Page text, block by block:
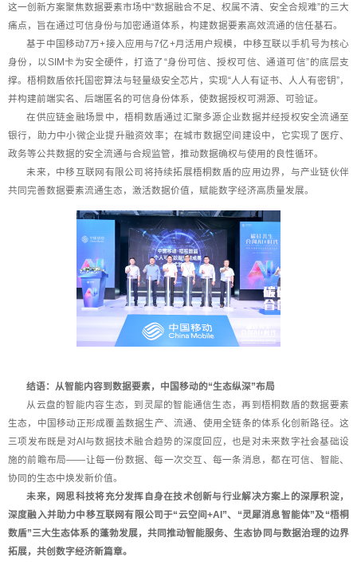
这一创新方案聚焦数据要素市场中“数据融合不足、权属不清、安全合规难”的三大
痛点，旨在通过可信身份与加密通道体系，构建数据要素高效流通的信任基石。
基于中国移动7万+接入应用与7亿+月活用户规模，中移互联以手机号为核心
身份，以SIM卡为安全硬件，打造了“身份可信、授权可信、通道可信”的底层支
撑。梧桐数盾依托国密算法与轻量级安全芯片，实现“人人有证书、人人有密钥”，
并构建前端实名、后端匿名的可信身份体系，使数据授权可溯源、可验证。
在供应链金融场景中，梧桐数盾通过汇聚多源企业数据并经授权安全流通至
银行，助力中小微企业提升融资效率；在城市数据空间建设中，它实现了医疗、
政务等公共数据的安全流通与合规监管，推动数据确权与使用的良性循环。
未来，中移互联网有限公司将持续拓展梧桐数盾的应用边界，与产业链伙伴
共同完善数据要素流通生态，激活数据价值，赋能数字经济高质量发展。
结语：从智能内容到数据要素，中国移动的“生态纵深”布局
从云盘的智能内容生态，到灵犀的智能通信生态，再到梧桐数盾的数据要素
生态，中国移动正形成覆盖数据生产、流通、使用全链条的体系化创新路径。这
三项发布既是对AI与数据技术融合趋势的深度回应，也是对未来数字社会基础设
施的前瞻布局——让每一份数据、每一次交互、每一条消息，都在可信、智能、
协同的生态中焕发新价值。
未来，网思科技将充分发挥自身在技术创新与行业解决方案上的深厚积淀，
深度融入并助力中移互联网有限公司于“云空间+AI”、“灵犀消息智能体”及“梧桐
数盾”三大生态体系的蓬勃发展，共同推动智能服务、生态协同与数据治理的边界
拓展，共创数字经济新篇章。